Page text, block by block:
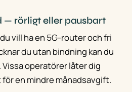
— rörligt eller pausbart
vill ha en 5G-router och fri
du utan bindning kan du
operatörer låter dig
en mindre månadsavgift.